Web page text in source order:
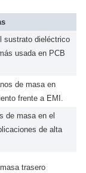
sustrato dieléctrico
usada en PCB
de masa en
frente a EMI.
de masa en el
de alta
trasero